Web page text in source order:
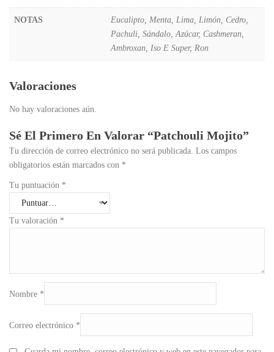
NOTAS
Eucalipto, Menta, Lima, Limón, Cedro,
Pachuli, Sándalo, Azúcar, Cashmeran,
Ambroxan, Iso E Super, Ron
Valoraciones
No hay valoraciones aún.
Sé El Primero En Valorar “Patchouli Mojito”
Tu dirección de correo electrónico no será publicada. Los campos
obligatorios están marcados con *
Tu puntuación *
Tu valoración *
Nombre *
Correo electrónico *